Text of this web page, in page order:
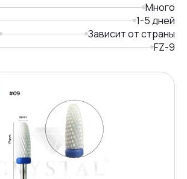
Много
1-5 дней
Зависит от страны
FZ-9